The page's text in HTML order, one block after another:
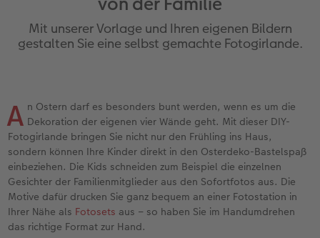
Jahrbuch gestalten
CEWE FOTOBUCH Kids
Schuber
Designvorlagen
Foto-Kochbuch
Kundenbeispiele
Bilderboxen
Premium Poster
Fotosticker
Fotosets
Sofortfotos
Passbild
Fotocollage
Photo Streetmap Poster
Alu-Dibond
Foto auf Holz
Hartschaum
Gallery Print
Dankeskarten Kommunion
Dankeskarten
Weitere Anlässe
Papierqualitäten
Klappkarten
Fotokarten
Textilien
Schule & Büro
Art Prints
Handyhüllen
Faber-Castell
Fotokalender
Wandkalender mit Design
NEU: Wandkalender Fineline
Neuheiten
Extras
CEWE myPhotos
Max Case
Smartflip
Cardholder
CEWE myPhotos
Neuheiten
nachhaltiger Schenken
Danke sagen
Geburtstagsgeschenke
Kundenbeispiele
Neuheiten
Liebe schenken
Fototipps
Anleitungen und Hilfe
Hochzeit
Baby
Familie
Mit unserer Vorlage und Ihren eigenen Bildern
gestalten Sie eine selbst gemachte Fotogirlande.
A n Ostern darf es besonders bunt werden, wenn es um die
Dekoration der eigenen vier Wände geht. Mit dieser DIY-
Fotogirlande bringen Sie nicht nur den Frühling ins Haus,
sondern können Ihre Kinder direkt in den Osterdeko-Bastelspaß
einbeziehen. Die Kids schneiden zum Beispiel die einzelnen
Gesichter der Familienmitglieder aus den Sofortfotos aus. Die
Motive dafür drucken Sie ganz bequem an einer Fotostation in
Ihrer Nähe als Fotosets aus – so haben Sie im Handumdrehen
das richtige Format zur Hand.